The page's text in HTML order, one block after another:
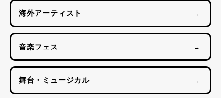
海外アーティスト →
音楽フェス →
舞台・ミュージカル →